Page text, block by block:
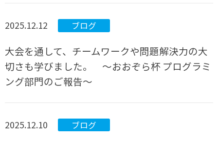
2025.12.12 ブログ
大会を通して、チームワークや問題解決力の大
切さも学びました。 ～おおぞら杯 プログラミ
ング部門のご報告～
2025.12.10 ブログ